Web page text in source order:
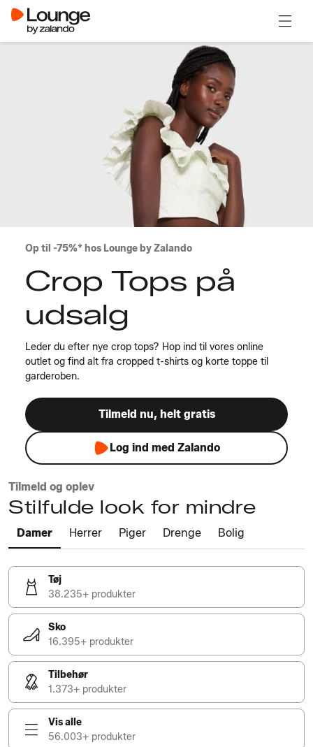
Op til -75%* hos Lounge by Zalando
Crop Tops på
udsalg
Leder du efter nye crop tops? Hop ind til vores online
outlet og find alt fra cropped t-shirts og korte toppe til
garderoben.
Tilmeld nu, helt gratis
Log ind med Zalando
Tilmeld og oplev
Stilfulde look for mindre
Damer Herrer Piger Drenge Bolig
Tøj
38.235+ produkter
Sko
16.395+ produkter
Tilbehør
1.373+ produkter
Vis alle
56.003+ produkter